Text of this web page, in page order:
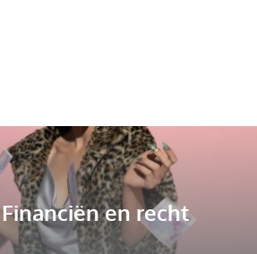
Financiën en recht